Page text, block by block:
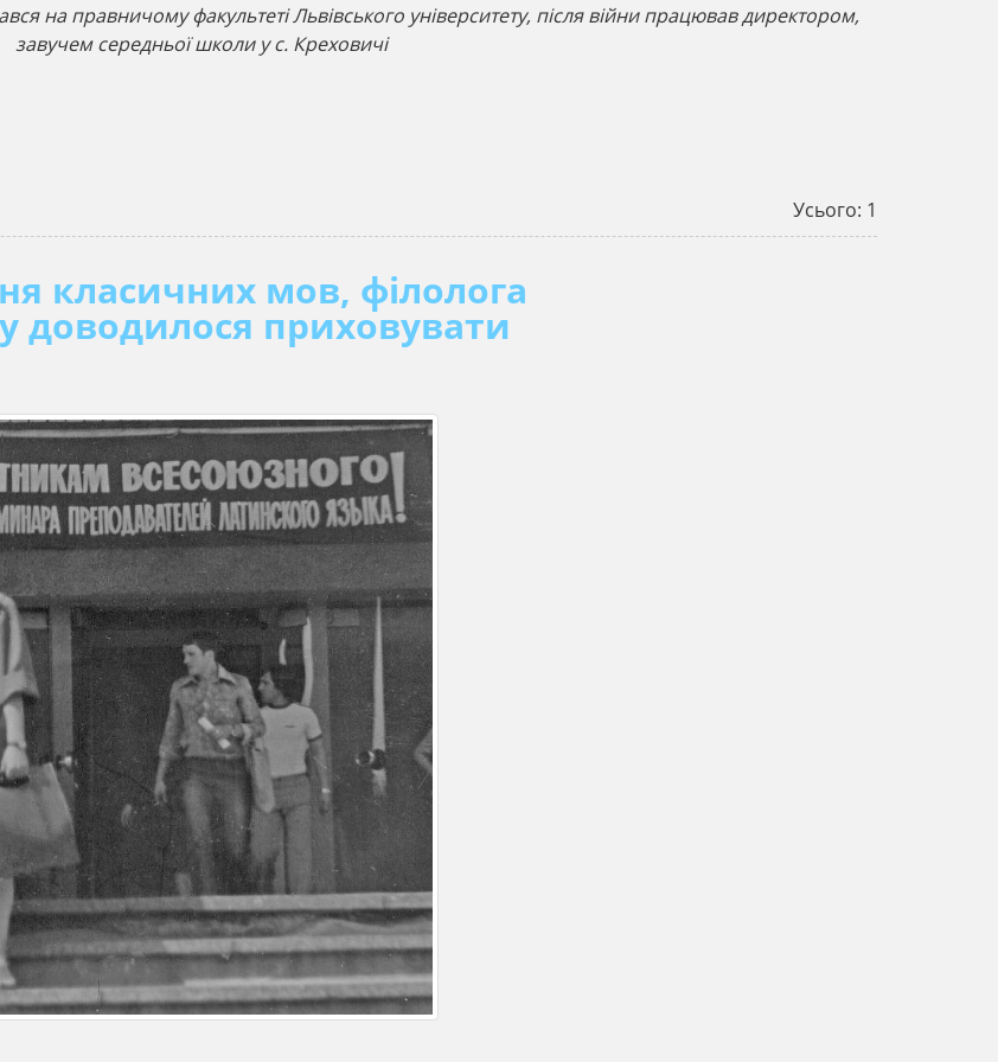
на правничому факультеті Львівського університету, після війни працював директором,
завучем середньої школи у с. Креховичі
Усього: 1
класичних мов, філолога
доводилося приховувати